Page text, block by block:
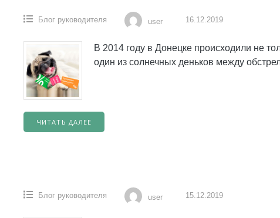
Блог руководителя user 16.12.2019
В 2014 году в Донецке происходили не
один из солнечных деньков между
ЧИТАТЬ ДАЛЕЕ
Блог руководителя user 15.12.2019